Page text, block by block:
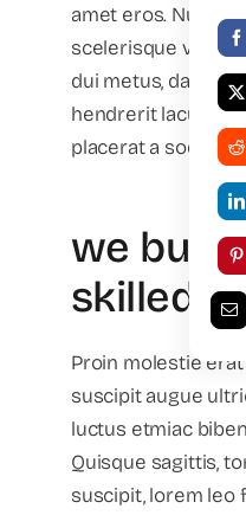
amet eros. Nulla
scelerisque
dui metus,
hendrerit lacus.
placerat a sodales
we
skilled
Proin molestie
suscipit augue
luctus etmiac
Quisque sagittis,
suscipit, lorem leo